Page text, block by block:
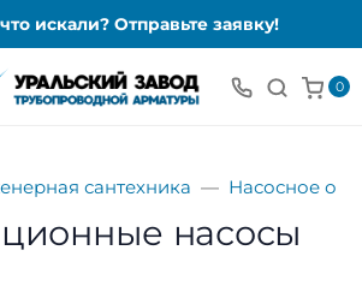
искали? Отправьте заявку!
0
сантехника Насосное
насосы